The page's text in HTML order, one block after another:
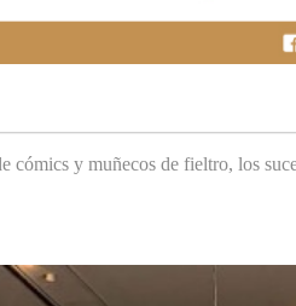
cómics y muñecos de fieltro, los